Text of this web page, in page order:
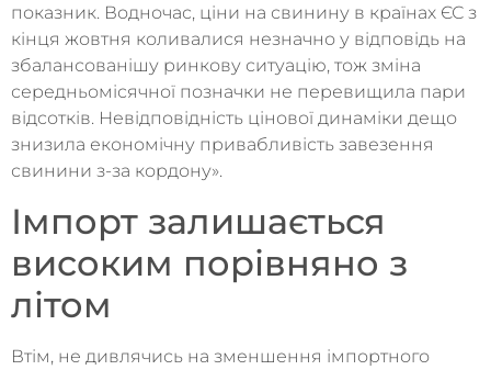
показник. Водночас, ціни на свинину в країнах ЄС з
кінця жовтня коливалися незначно у відповідь на
збалансованішу ринкову ситуацію, тож зміна
середньомісячної позначки не перевищила пари
відсотків. Невідповідність цінової динаміки дещо
знизила економічну привабливість завезення
свинини з-за кордону».
Імпорт залишається
високим порівняно з
літом
Втім, не дивлячись на зменшення імпортного